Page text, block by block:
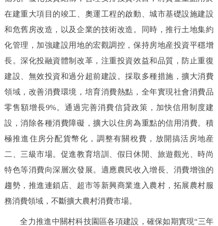
在建重大項目的竣工、奧運工程的啟動、城市基礎設施建設
和危舊房改造，以及企業的技術改造。同時，推行土地集約
化管理，加強建設用地的宏觀調控，保持房地産投資平穩增
長。深化投融資體制改革，注重投資效益和品質，防止重復
建設、無效投資和過分超前建設。採取多種措施，擴大消費
領域，改善消費環境，培育消費熱點，全年實現社會消費品
零售額增長9%。通過完善消費信貸政策，加快信用制度建
設，消除各種消費障礙，擴大以住房為重點的信用消費。積
極推進住房分配貨幣化，調整有關稅費，放開搞活房地産
二、三級市場。促進教育培訓、假日休閒、旅遊觀光、時尚
特色等消費向深層次發展。適應農民收入增長、消費增強的
趨勢，推進連鎖店、超市等新興商業進入農村，拓展農村服
務消費領域，不斷擴大農村消費市場。
全力推進中關村科技園區各項建設，確保如期實現“三年